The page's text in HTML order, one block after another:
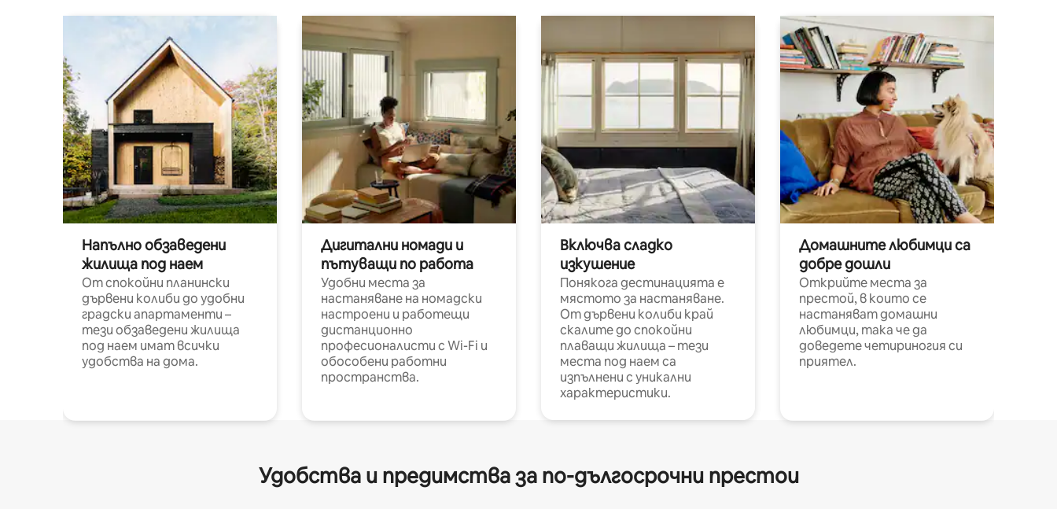
Напълно обзаведени
жилища под наем
От спокойни планински
дървени колиби до удобни
градски апартаменти –
тези обзаведени жилища
под наем имат всички
удобства на дома.
Дигитални номади и
пътуващи по работа
Удобни места за
настаняване на номадски
настроени и работещи
дистанционно
професионалисти с Wi-Fi и
обособени работни
пространства.
Включва сладко
изкушение
Понякога дестинацията е
мястото за настаняване.
От дървени колиби край
скалите до спокойни
плаващи жилища – тези
места под наем са
изпълнени с уникални
характеристики.
Домашните любимци са
добре дошли
Открийте места за
престой, в които се
настаняват домашни
любимци, така че да
доведете четириногия си
приятел.
Удобства и предимства за по-дългосрочни престои